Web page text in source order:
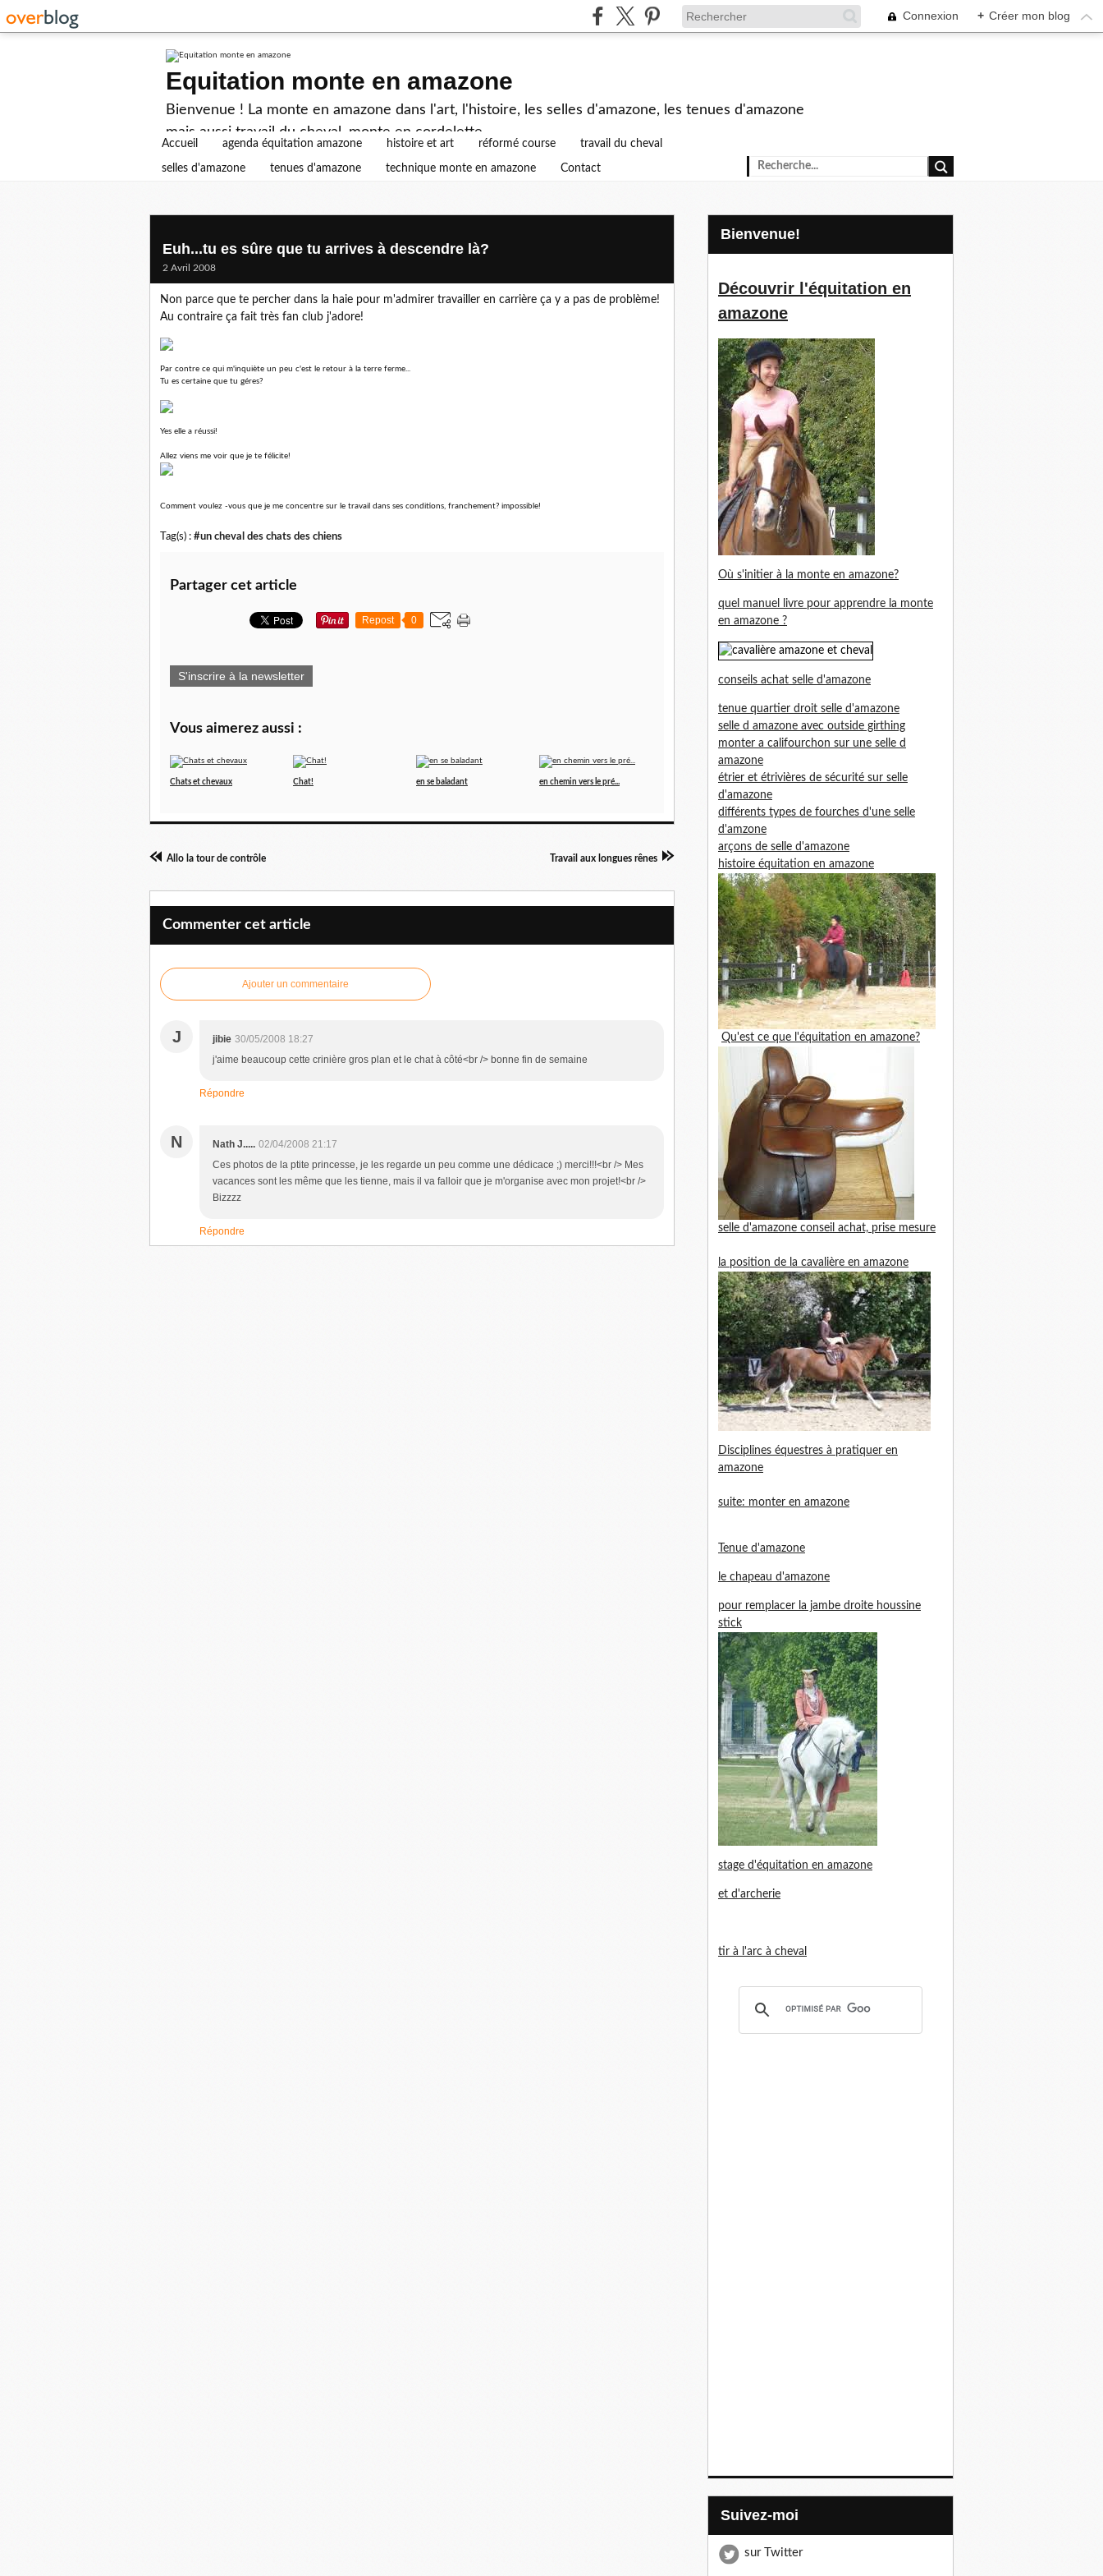
Connexion + Créer mon blog
Equitation monte en amazone
Bienvenue ! La monte en amazone dans l'art, l'histoire, les selles d'amazone, les tenues d'amazone
mais aussi travail du cheval, monte en cordelette...
Accueil agenda équitation amazone histoire et art réformé course travail du cheval
selles d'amazone tenues d'amazone technique monte en amazone Contact
Euh...tu es sûre que tu arrives à descendre là?
2 Avril 2008
Non parce que te percher dans la haie pour m'admirer travailler en carrière ça y a pas de problème!
Au contraire ça fait très fan club j'adore!
Par contre ce qui m'inquiète un peu c'est le retour à la terre ferme...
Tu es certaine que tu géres?
Yes elle a réussi!
Allez viens me voir que je te félicite!
Comment voulez -vous que je me concentre sur le travail dans ses conditions, franchement? impossible!
Tag(s) : #un cheval des chats des chiens
Partager cet article
Repost 0
S'inscrire à la newsletter
Vous aimerez aussi :
Chats et chevaux Chat! en se baladant en chemin vers le pré...
Allo la tour de contrôle Travail aux longues rênes
Commenter cet article
Ajouter un commentaire
J jibie 30/05/2008 18:27
j'aime beaucoup cette crinière gros plan et le chat à côté<br /> bonne fin de semaine
Répondre
N Nath J..... 02/04/2008 21:17
Ces photos de la ptite princesse, je les regarde un peu comme une dédicace ;) merci!!!<br /> Mes
vacances sont les même que les tienne, mais il va falloir que je m'organise avec mon projet!<br />
Bizzzz
Répondre
Bienvenue!
Découvrir l'équitation en
amazone
Où s'initier à la monte en amazone?
quel manuel livre pour apprendre la monte
en amazone ?
conseils achat selle d'amazone
tenue quartier droit selle d'amazone
selle d amazone avec outside girthing
monter a califourchon sur une selle d
amazone
étrier et étrivières de sécurité sur selle
d'amazone
différents types de fourches d'une selle
d'amzone
arçons de selle d'amazone
histoire équitation en amazone
Qu'est ce que l'équitation en amazone?
selle d'amazone conseil achat, prise mesure
la position de la cavalière en amazone
Disciplines équestres à pratiquer en
amazone
suite: monter en amazone
Tenue d'amazone
le chapeau d'amazone
pour remplacer la jambe droite houssine
stick
stage d'équitation en amazone
et d'archerie
tir à l'arc à cheval
Suivez-moi
sur Twitter